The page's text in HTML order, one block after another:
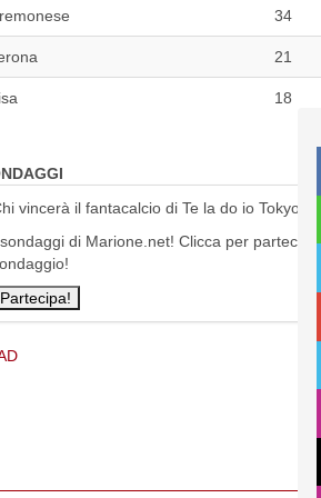
34
21
18
vincerà il fantacalcio di Te la do io Tokyo?
di Marione.net! Clicca per